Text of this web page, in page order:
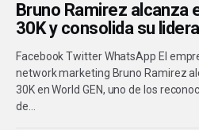
Bruno Ramirez alcanza
30K y consolida su
Facebook Twitter WhatsApp El
network marketing Bruno Ramirez
30K en World GEN, uno de los
de…